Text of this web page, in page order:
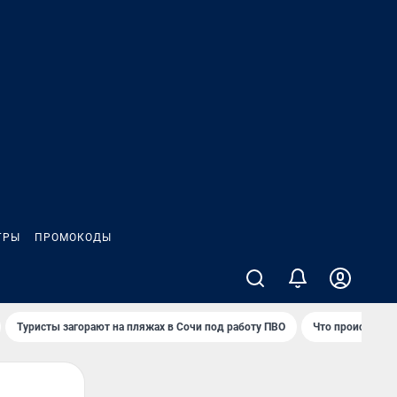
ПРОМОКОДЫ
Туристы загорают на пляжах в Сочи под работу ПВО Что происходит